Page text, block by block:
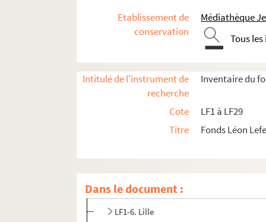
Etablissement de
conservation
Médiathèque
Tous
Intitulé de l'instrument de
recherche
Inventaire du
Cote
LF1 à LF29
Titre
Fonds Léon
Dans le document :
LF1. Histoire du Nord de Lille
LF1-3. Lille
LF1-4. Lille
LF1-5. Lille
LF1-6. Lille